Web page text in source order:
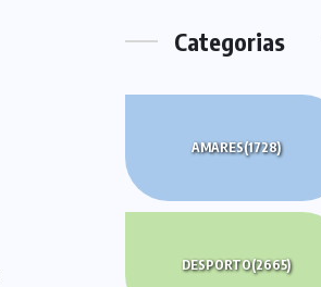
Categorias
AMARES(1728)
DESPORTO(2665)